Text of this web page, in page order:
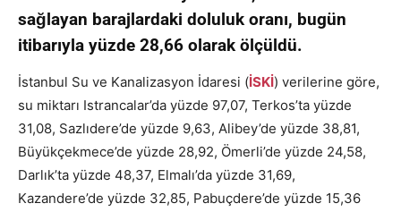
sağlayan barajlardaki doluluk oranı, bugün
itibarıyla yüzde 28,66 olarak ölçüldü.
İstanbul Su ve Kanalizasyon İdaresi (İSKİ) verilerine göre,
su miktarı Istrancalar’da yüzde 97,07, Terkos’ta yüzde
31,08, Sazlıdere’de yüzde 9,63, Alibey’de yüzde 38,81,
Büyükçekmece’de yüzde 28,92, Ömerli’de yüzde 24,58,
Darlık’ta yüzde 48,37, Elmalı’da yüzde 31,69,
Kazandere’de yüzde 32,85, Pabuçdere’de yüzde 15,36